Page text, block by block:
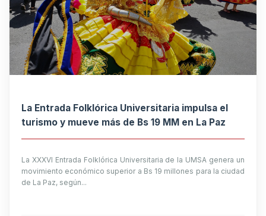
La Entrada Folklórica Universitaria impulsa el
turismo y mueve más de Bs 19 MM en La Paz
La XXXVI Entrada Folklórica Universitaria de la UMSA genera un
movimiento económico superior a Bs 19 millones para la ciudad
de La Paz, según...